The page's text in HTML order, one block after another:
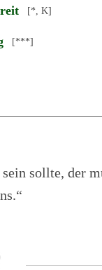
[*, K]
[***]
sollte, der